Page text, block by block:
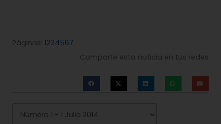
Páginas: 1234567
Comparte esta noticia en tus redes